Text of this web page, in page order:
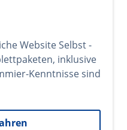
Website Selbst -
inklusive
Kenntnisse sind